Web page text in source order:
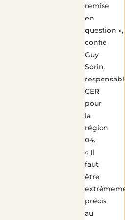
remise
en
question »,
confie
Guy
Sorin,
CER
pour
la
région
04.
« Il
faut
être
précis
au